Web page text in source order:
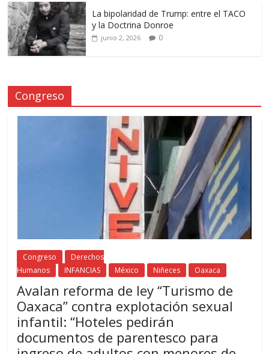
La bipolaridad de Trump: entre el TACO
y la Doctrina Donroe
junio 2, 2026 0
Congreso
Congreso
Derechos
Humanos
INFANCIAS México Niñeces Oaxaca
Avalan reforma de ley “Turismo de
Oaxaca” contra explotación sexual
infantil: “Hoteles pedirán
documentos de parentesco para